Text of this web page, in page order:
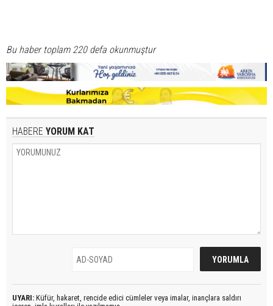
Bu haber toplam 220 defa okunmuştur
HABERE YORUM KAT
UYARI: Küfür, hakaret, rencide edici cümleler veya imalar, inançlara saldırı